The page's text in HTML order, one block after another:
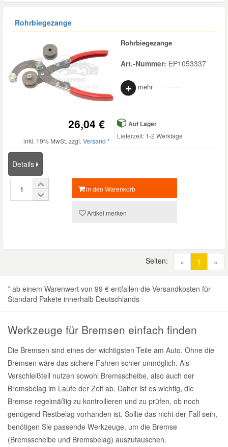
Rohrbiegezange
Rohrbiegezange
Art.-Nummer: EP1053337
mehr
26,04 €
inkl. 19% MwSt. zzgl. Versand *
Auf Lager
Lieferzeit: 1-2 Werktage
Details
in den Warenkorb
Artikel merken
« 1 (current)
»
Seiten:
* ab einem Warenwert von 99 € entfallen die Versandkosten für
Standard Pakete innerhalb Deutschlands
Werkzeuge für Bremsen einfach finden
Die Bremsen sind eines der wichtigsten Teile am Auto. Ohne die
Bremsen wäre das sichere Fahren schier unmöglich. Als
Verschleißteil nutzen sowohl Bremsscheibe, also auch der
Bremsbelag im Laufe der Zeit ab. Daher ist es wichtig, die
Bremse regelmäßig zu kontrollieren und zu prüfen, ob noch
genügend Restbelag vorhanden ist. Sollte das nicht der Fall sein,
benötigen Sie passende Werkzeuge, um die Bremse
(Bremsscheibe und Bremsbelag) auszutauschen.